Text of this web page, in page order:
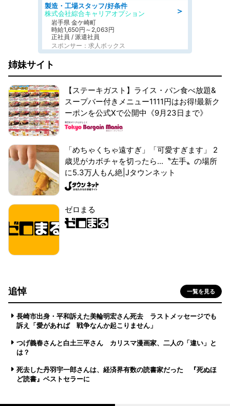
＞
製造・工場スタッフ/好条件
株式会社綜合キャリアオプション
岩手県 金ケ崎町
時給1,650円～2,063円
正社員 / 派遣社員
スポンサー：求人ボックス
姉妹サイト
【ステーキガスト】ライス・パン食べ放題&
スープバー付きメニュー1111円はお得!最新ク
ーポンを公式Xで公開中《9月23日まで》
「めちゃくちゃ遠すぎ」「可愛すぎます」 2
歳児がカボチャを切ったら...〝左手〟の場所
に5.3万人もん絶|Jタウンネット
ゼロまる
追悼 一覧を見る
長崎市出身・平和訴えた美輪明宏さん死去 ラストメッセージでも
訴え「愛があれば 戦争なんか起こりません」
つげ義春さんと白土三平さん カリスマ漫画家、二人の「違い」と
は？
死去した丹羽宇一郎さんは、経済界有数の読書家だった 『死ぬほ
ど読書』ベストセラーに